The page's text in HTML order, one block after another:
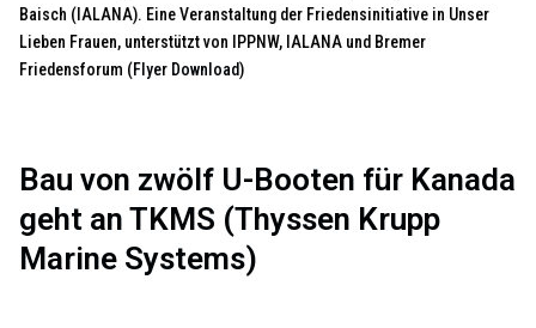
Baisch (IALANA). Eine Veranstaltung der Friedensinitiative in Unser
Lieben Frauen, unterstützt von IPPNW, IALANA und Bremer
Friedensforum (Flyer Download)
Bau von zwölf U-Booten für Kanada
geht an TKMS (Thyssen Krupp
Marine Systems)